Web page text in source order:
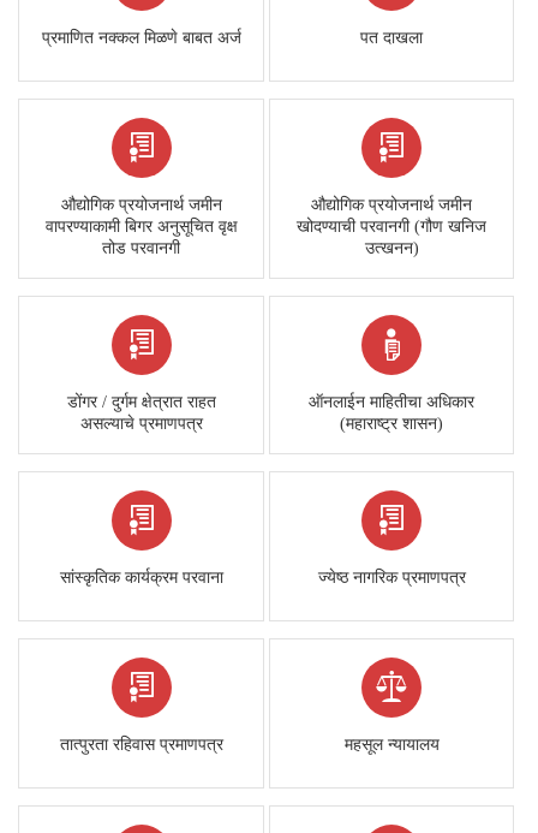
प्रमाणित नक्कल मिळणे बाबत अर्ज पत दाखला
औद्योगिक प्रयोजनार्थ जमीन
वापरण्याकामी बिगर अनुसूचित वृक्ष
तोड परवानगी
औद्योगिक प्रयोजनार्थ जमीन
खोदण्याची परवानगी (गौण खनिज
उत्खनन)
डोंगर / दुर्गम क्षेत्रात राहत
असल्याचे प्रमाणपत्र
ऑनलाईन माहितीचा अधिकार
(महाराष्ट्र शासन)
सांस्कृतिक कार्यक्रम परवाना ज्येष्ठ नागरिक प्रमाणपत्र
तात्पुरता रहिवास प्रमाणपत्र महसूल न्यायालय